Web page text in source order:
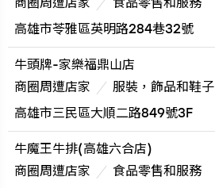
高雄市苓雅區英明路284巷32號
牛頭牌-家樂福鼎山店
商圈周遭店家
服裝，飾品和鞋子
高雄市三民區大順二路849號3F
牛魔王牛排(高雄六合店)
商圈周遭店家
食品零售和服務